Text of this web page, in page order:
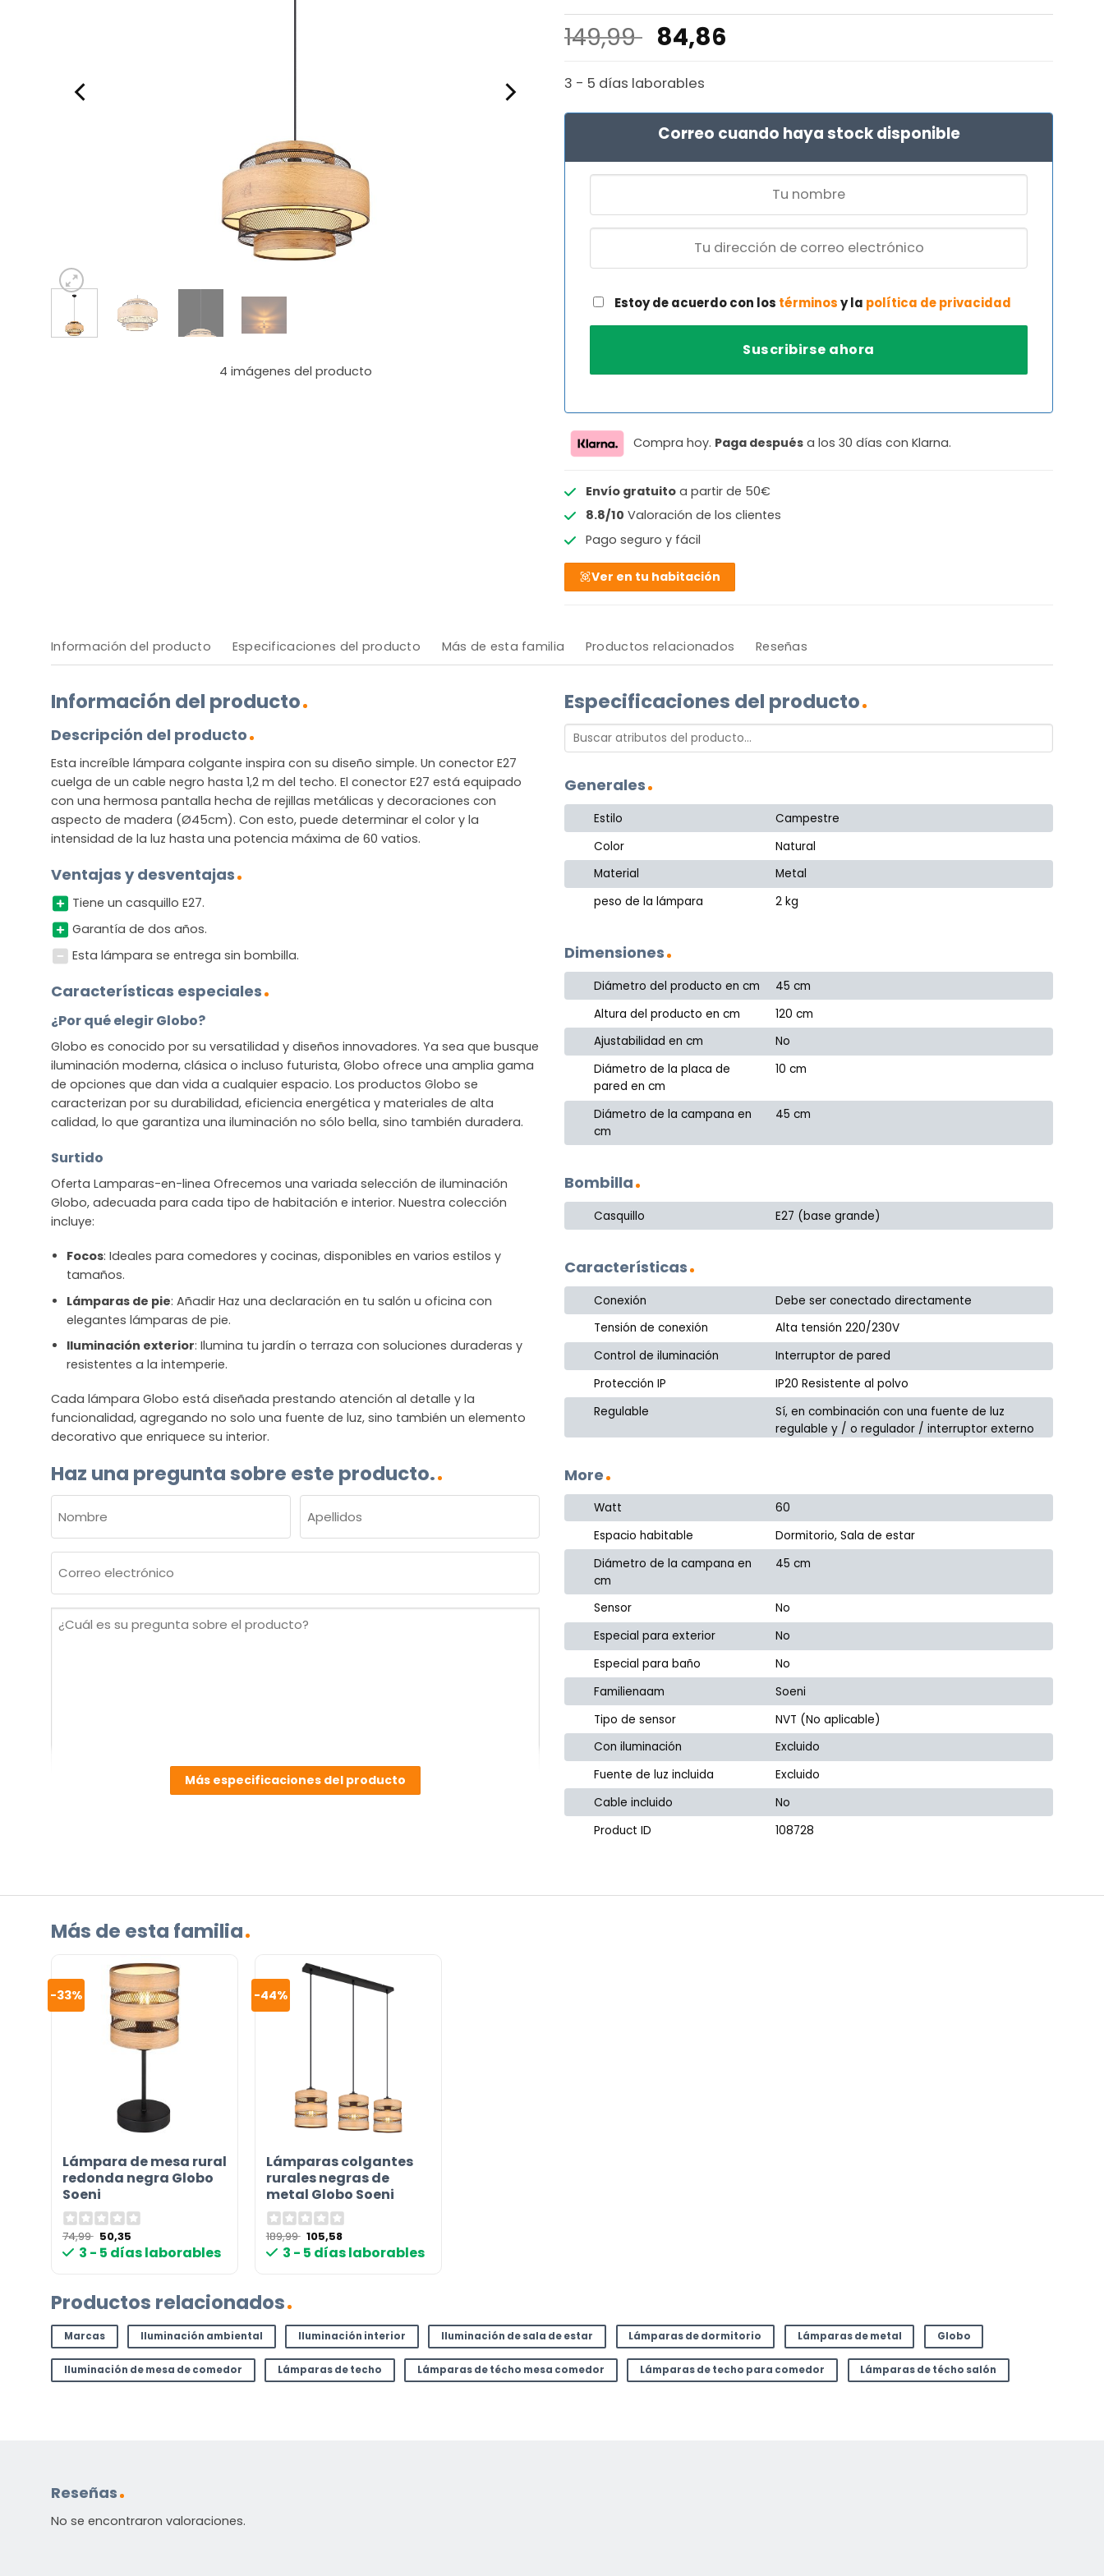
4 imágenes del producto
149,99 El
precio
original
era:
149,99 €.
84,86
es:
84,86 €.
3 - 5 días laborables
Correo cuando haya stock disponible
Estoy de acuerdo con los términosy la política de privacidad
Compra hoy. Paga después a los 30 días con Klarna.
Envío gratuitoa partir de 50€
8.8/10 Valoración de los clientes
Pago seguro y fácil
Ver en tu habitación
Información del producto Especificaciones del producto Más de esta familia Productos relacionados Reseñas
Información del producto
Descripción del producto
Esta increíble lámpara colgante inspira con su diseño simple. Un conector E27
cuelga de un cable negro hasta 1,2 m del techo. El conector E27 está equipado
con una hermosa pantalla hecha de rejillas metálicas y decoraciones con
aspecto de madera (Ø45cm). Con esto, puede determinar el color y la
intensidad de la luz hasta una potencia máxima de 60 vatios.
Ventajas y desventajas
Tiene un casquillo E27.
Garantía de dos años.
Esta lámpara se entrega sin bombilla.
Características especiales
¿Por qué elegir Globo?
Globo es conocido por su versatilidad y diseños innovadores. Ya sea que busque
iluminación moderna, clásica o incluso futurista, Globo ofrece una amplia gama
de opciones que dan vida a cualquier espacio. Los productos Globo se
caracterizan por su durabilidad, eficiencia energética y materiales de alta
calidad, lo que garantiza una iluminación no sólo bella, sino también duradera.
Surtido
Oferta Lamparas-en-linea Ofrecemos una variada selección de iluminación
Globo, adecuada para cada tipo de habitación e interior. Nuestra colección
incluye:
Focos: Ideales para comedores y cocinas, disponibles en varios estilos y
tamaños.
Lámparas de pie: Añadir Haz una declaración en tu salón u oficina con
elegantes lámparas de pie.
Iluminación exterior: Ilumina tu jardín o terraza con soluciones duraderas y
resistentes a la intemperie.
Cada lámpara Globo está diseñada prestando atención al detalle y la
funcionalidad, agregando no solo una fuente de luz, sino también un elemento
decorativo que enriquece su interior.
Haz una pregunta sobre este producto.
(OBLIGATORIO)
Nombre Apellidos
electrónico
¿Cuál
Incluido por defecto
Instrucciones en diferentes idiomas
Etiqueta energética
¿TIENES ALGUNA PREGUNTA?
correo electrónico a
info@lamparas-en-linea.es.
Más especificaciones del producto
Especificaciones del producto
Generales
Estilo
Campestre
Color
Natural
Material
Metal
peso de la lámpara
2 kg
Dimensiones
Diámetro del producto en cm
45 cm
Altura del producto en cm
120 cm
Ajustabilidad en cm
No
Diámetro de la placa de
pared en cm
10 cm
Diámetro de la campana en
cm
45 cm
Bombilla
Casquillo E27 (base grande)
Características
Conexión
Debe ser conectado directamente
Tensión de conexión
Alta tensión 220/230V
Control de iluminación
Interruptor de pared
Protección IP
IP20 Resistente al polvo
Regulable
Sí, en combinación con una fuente de luz
regulable y / o regulador / interruptor externo
More
Watt
60
Espacio habitable
Dormitorio, Sala de estar
Diámetro de la campana en
cm
45 cm
Sensor
No
Especial para exterior
No
Especial para baño
No
Familienaam
Soeni
Tipo de sensor
NVT (No aplicable)
Con iluminación
Excluido
Fuente de luz incluida
Excluido
Cable incluido
No
Product ID
108728
Más de esta familia
-33%
Lámpara de mesa rural
redonda negra Globo
Soeni
74,99 El
precio
original
50,35
precio
actual
3 - 5 días laborables
-44%
Lámparas colgantes
rurales negras de
metal Globo Soeni
189,99 El
precio
original
105,58
precio
actual
3 - 5 días laborables
Productos relacionados
Marcas Iluminación ambiental Iluminación interior Iluminación de sala de estar Lámparas de dormitorio Lámparas de metal Globo
Iluminación de mesa de comedor Lámparas de techo Lámparas de técho mesa comedor Lámparas de techo para comedor Lámparas de técho salón
Reseñas
No se encontraron valoraciones.